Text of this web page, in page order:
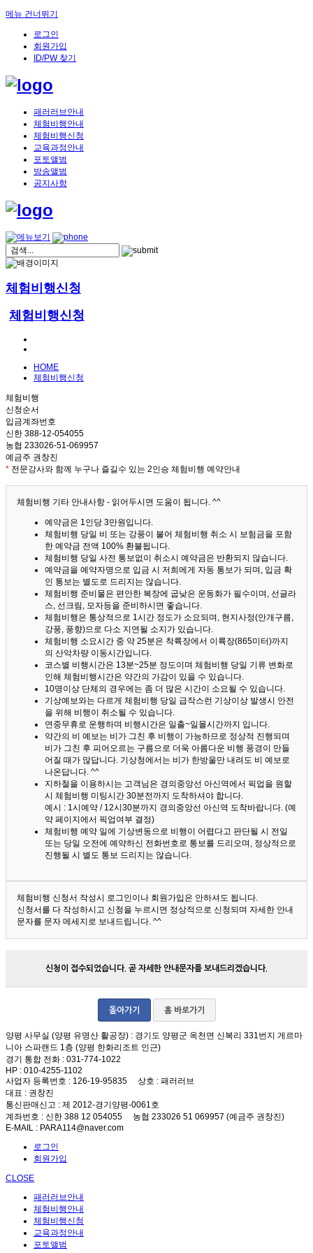
메뉴 건너뛰기
로그인
회원가입
ID/PW 찾기
패러러브안내
체험비행안내
체험비행신청
교육과정안내
포토앨범
방송앨범
공지사항
체험비행신청
체험비행신청
HOME
체험비행신청
체험비행
신청순서
입금계좌번호
신한 388-12-054055
농협 233026-51-069957
예금주 권창진
* 전문강사와 함께 누구나 즐길수 있는 2인승 체험비행 예약안내
체험비행 기타 안내사항 - 읽어두시면 도움이 됩니다. ^^
예약금은 1인당 3만원입니다.
체험비행 당일 비 또는 강풍이 불어 체험비행 취소 시 보험금을 포함
한 예약금 전액 100% 환불됩니다.
체험비행 당일 사전 통보없이 취소시 예약금은 반환되지 않습니다.
예약금을 예약자명으로 입금 시 저희에게 자동 통보가 되며, 입금 확
인 통보는 별도로 드리지는 않습니다.
체험비행 준비물은 편안한 복장에 굽낮은 운동화가 필수이며, 선글라
스, 선크림, 모자등을 준비하시면 좋습니다.
체험비행은 통상적으로 1시간 정도가 소요되며, 현지사정(안개구름,
강풍, 풍향)으로 다소 지연될 소지가 있습니다.
체험비행 소요시간 중 약 25분은 착륙장에서 이륙장(865미터)까지
의 산악차량 이동시간입니다.
코스별 비행시간은 13분~25분 정도이며 체험비행 당일 기류 변화로
인해 체험비행시간은 약간의 가감이 있을 수 있습니다.
10명이상 단체의 경우에는 좀 더 많은 시간이 소요될 수 있습니다.
기상예보와는 다르게 체험비행 당일 급작스런 기상이상 발생시 안전
을 위해 비행이 취소될 수 있습니다.
연중무휴로 운행하며 비행시간은 일출~일몰시간까지 입니다.
약간의 비 예보는 비가 그친 후 비행이 가능하므로 정상적 진행되며
비가 그친 후 피어오르는 구름으로 더욱 아름다운 비행 풍경이 만들
어질 때가 많답니다. 기상청에서는 비가 한방울만 내려도 비 예보로
나온답니다. ^^
지하철을 이용하시는 고객님은 경의중앙선 아신역에서 픽업을 원할
시 체험비행 미팅시간 30분전까지 도착하셔야 합니다.
예시 : 1시예약 / 12시30분까지 경의중앙선 아신역 도착바랍니다. (예
약 페이지에서 픽업여부 결정)
체험비행 예약 일에 기상변동으로 비행이 어렵다고 판단될 시 전일
또는 당일 오전에 예약하신 전화번호로 통보를 드리오며, 정상적으로
진행될 시 별도 통보 드리지는 않습니다.
체험비행 신청서 작성시 로그인이나 회원가입은 안하셔도 됩니다.
신청서를 다 작성하시고 신청을 누르시면 정상적으로 신청되며 자세한 안내
문자를 문자 메세지로 보내드립니다. ^^
신청이 접수되었습니다. 곧 자세한 안내문자를 보내드리겠습니다.
돌아가기 홈 바로가기
양평 사무실 (양평 유명산 활공장) : 경기도 양평군 옥천면 신복리 331번지 게르마
니아 스파랜드 1층 (양평 한화리조트 인근)
경기 통합 전화 : 031-774-1022
HP : 010-4255-1102
사업자 등록번호 : 126-19-95835 상호 : 패러러브
대표 : 권창진
통신판매신고 : 제 2012-경기양평-0061호
계좌번호 : 신한 388 12 054055 농협 233026 51 069957 (예금주 권창진)
E-MAIL : PARA114@naver.com
로그인
회원가입
CLOSE
패러러브안내
체험비행안내
체험비행신청
교육과정안내
포토앨범